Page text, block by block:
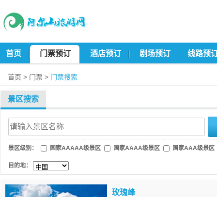
首页 门票预订 酒店预订 剧场预订 线路预
首页 > 门票 > 门票搜索
景区搜索
景区级别： 国家AAAAA级景区 国家AAAA级景区 国家AAA级景区
目的地：
玫瑰峰